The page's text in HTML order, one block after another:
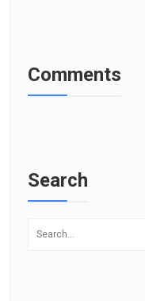
Comments
Search